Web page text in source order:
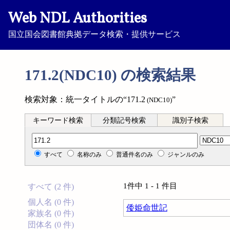
Web NDL Authorities
国立国会図書館典拠データ検索・提供サービス
171.2(NDC10) の検索結果
検索対象：統一タイトルの“171.2 (NDC10)”
キーワード検索 分類記号検索 識別子検索
分類記号検索
すべて 名称のみ 普通件名のみ ジャンルのみ
すべて (2 件)
個人名 (0 件)
家族名 (0 件)
団体名 (0 件)
1件中 1 - 1 件目
倭姫命世記